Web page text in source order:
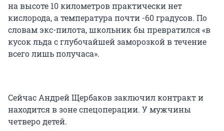
на высоте 10 километров практически нет
кислорода, а температура почти -60 градусов. По
словам экс-пилота, школьник бы превратился «в
кусок льда с глубочайшей заморозкой в течение
всего лишь получаса».
Сейчас Андрей Щербаков заключил контракт и
находится в зоне спецоперации. У мужчины
четверо детей.